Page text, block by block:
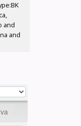
and
and